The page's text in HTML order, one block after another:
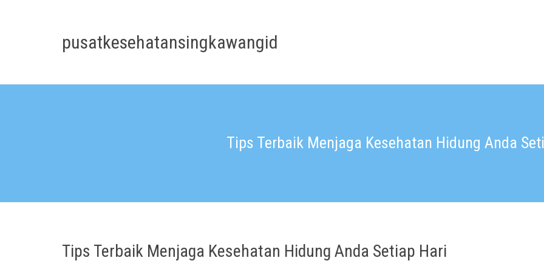
pusatkesehatansingkawangid
Tips Terbaik Menjaga Kesehatan Hidung Anda
Tips Terbaik Menjaga Kesehatan Hidung Anda Setiap Hari